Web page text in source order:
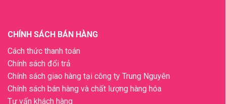
CHÍNH SÁCH BÁN HÀNG
Cách thức thanh toán
Chính sách đổi trả
Chính sách giao hàng tại công ty Trung Nguyên
Chính sách bán hàng và chất lượng hàng hóa
Tư vấn khách hàng